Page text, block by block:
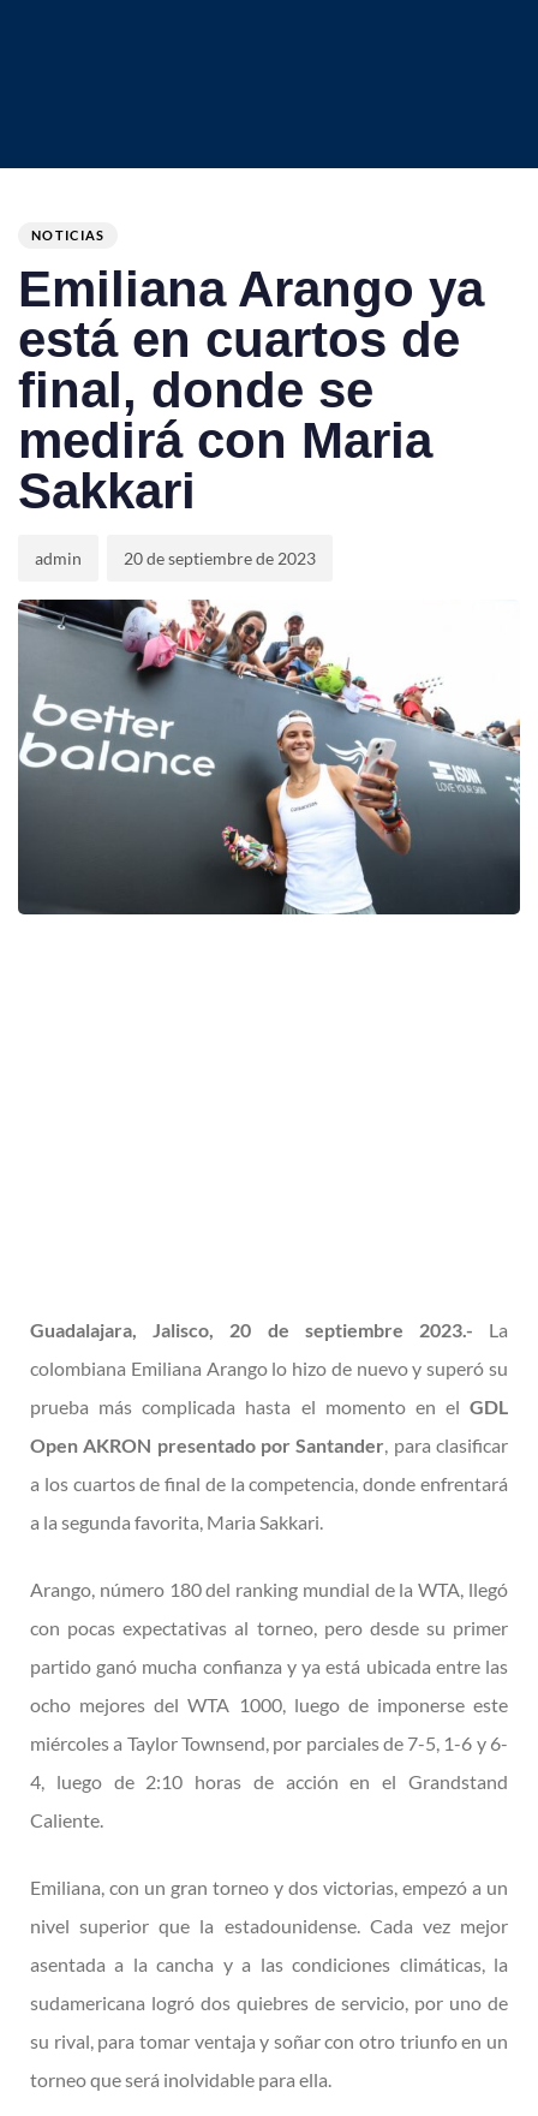
IN:
NOTICIAS
Emiliana Arango ya
está en cuartos de
final, donde se
medirá con Maria
Sakkari
admin 20 de septiembre de 2023
Guadalajara, Jalisco, 20 de septiembre 2023.- La
colombiana Emiliana Arango lo hizo de nuevo y superó su
prueba más complicada hasta el momento en el GDL
Open AKRON presentado por Santander , para clasificar
a los cuartos de final de la competencia, donde enfrentará
a la segunda favorita, Maria Sakkari.
Arango, número 180 del ranking mundial de la WTA, llegó
con pocas expectativas al torneo, pero desde su primer
partido ganó mucha confianza y ya está ubicada entre las
ocho mejores del WTA 1000, luego de imponerse este
miércoles a Taylor Townsend, por parciales de 7-5, 1-6 y 6-
4, luego de 2:10 horas de acción en el Grandstand
Caliente.
Emiliana, con un gran torneo y dos victorias, empezó a un
nivel superior que la estadounidense. Cada vez mejor
asentada a la cancha y a las condiciones climáticas, la
sudamericana logró dos quiebres de servicio, por uno de
su rival, para tomar ventaja y soñar con otro triunfo en un
torneo que será inolvidable para ella.